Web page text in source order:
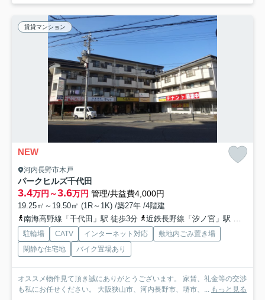
賃貸マンション
NEW
河内長野市木戸
パークヒルズ千代田
3.4万円～3.6万円 管理/共益費4,000円
19.25㎡～19.50㎡ (1R～1K) /築27年 /4階建
南海高野線「千代田」駅 徒歩3分
近鉄長野線「汐ノ宮」駅 徒歩14分
駐輪場 CATV インターネット対応
敷地内ごみ置き場
閑静な住宅地
バイク置場あり
オススメ物件見て頂き誠にありがとうございます。 家賃、礼金等の交渉
も私にお任せください。 大阪狭山市、河内長野市、堺市、...
もっと見る